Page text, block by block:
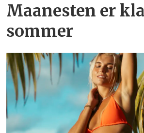
Maanesten er
sommer